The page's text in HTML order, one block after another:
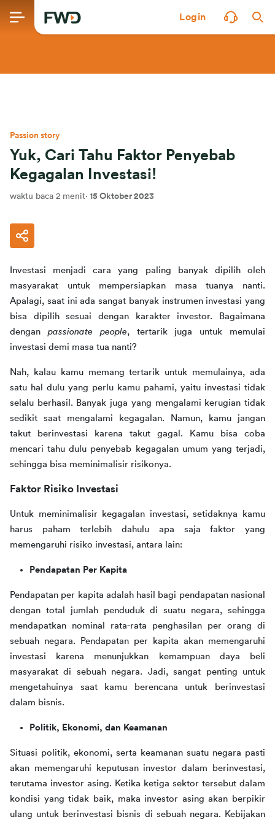
Login
Passion story
Yuk, Cari Tahu Faktor Penyebab
Kegagalan Investasi!
waktu baca 2 menit· 15 Oktober 2023
Investasi menjadi cara yang paling banyak dipilih oleh
masyarakat untuk mempersiapkan masa tuanya nanti.
Apalagi, saat ini ada sangat banyak instrumen investasi yang
bisa dipilih sesuai dengan karakter investor. Bagaimana
dengan passionate people, tertarik juga untuk memulai
investasi demi masa tua nanti?
Nah, kalau kamu memang tertarik untuk memulainya, ada
satu hal dulu yang perlu kamu pahami, yaitu investasi tidak
selalu berhasil. Banyak juga yang mengalami kerugian tidak
sedikit saat mengalami kegagalan. Namun, kamu jangan
takut berinvestasi karena takut gagal. Kamu bisa coba
mencari tahu dulu penyebab kegagalan umum yang terjadi,
sehingga bisa meminimalisir risikonya.
Faktor Risiko Investasi
Untuk meminimalisir kegagalan investasi, setidaknya kamu
harus paham terlebih dahulu apa saja faktor yang
memengaruhi risiko investasi, antara lain:
Pendapatan Per Kapita
Pendapatan per kapita adalah hasil bagi pendapatan nasional
dengan total jumlah penduduk di suatu negara, sehingga
mendapatkan nominal rata-rata penghasilan per orang di
sebuah negara. Pendapatan per kapita akan memengaruhi
investasi karena menunjukkan kemampuan daya beli
masyarakat di sebuah negara. Jadi, sangat penting untuk
mengetahuinya saat kamu berencana untuk berinvestasi
dalam bisnis.
Politik, Ekonomi, dan Keamanan
Situasi politik, ekonomi, serta keamanan suatu negara pasti
akan memengaruhi keputusan investor dalam berinvestasi,
terutama investor asing. Ketika ketiga sektor tersebut dalam
kondisi yang tidak baik, maka investor asing akan berpikir
ulang untuk berinvestasi bisnis di sebuah negara. Kebijakan